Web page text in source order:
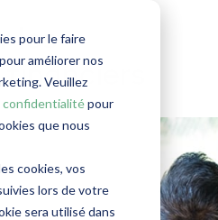
pour le faire
améliorer nos
Veuillez
confidentialitépour
que nous
cookies, vos
lors de votre
sera utilisé dans
les